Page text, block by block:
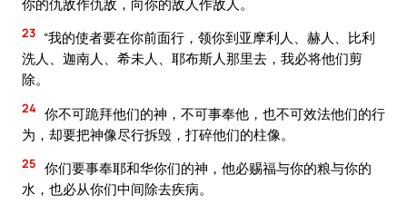
23 “我的使者要在你前面行，领你到亚摩利人、赫人、比利
洗人、迦南人、希未人、耶布斯人那里去，我必将他们剪
除。
24 你不可跪拜他们的神，不可事奉他，也不可效法他们的行
为，却要把神像尽行拆毁，打碎他们的柱像。
25 你们要事奉耶和华你们的神，他必赐福与你的粮与你的
水，也必从你们中间除去疾病。